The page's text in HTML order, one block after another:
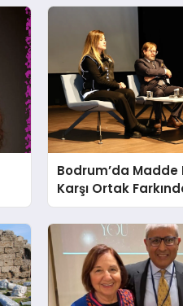
Bodrum’da Madde
Karşı Ortak